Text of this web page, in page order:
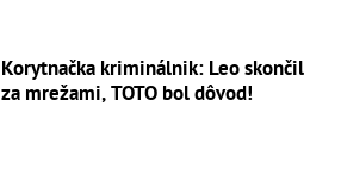
Korytnačka kriminálnik: Leo skončil
za mrežami, TOTO bol dôvod!